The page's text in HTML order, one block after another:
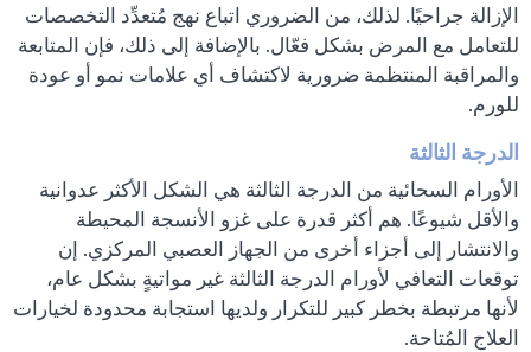
الإزالة جراحيًا. لذلك، من الضروري اتباع نهج مُتعدِّد التخصصات
للتعامل مع المرض بشكل فعّال. بالإضافة إلى ذلك، فإن المتابعة
والمراقبة المنتظمة ضرورية لاكتشاف أي علامات نمو أو عودة
للورم.
الدرجة الثالثة
الأورام السحائية من الدرجة الثالثة هي الشكل الأكثر عدوانية
والأقل شيوعًا. هم أكثر قدرة على غزو الأنسجة المحيطة
والانتشار إلى أجزاء أخرى من الجهاز العصبي المركزي. إن
توقعات التعافي لأورام الدرجة الثالثة غير مواتيةٍ بشكل عام،
لأنها مرتبطة بخطر كبير للتكرار ولديها استجابة محدودة لخيارات
العلاج المُتاحة.